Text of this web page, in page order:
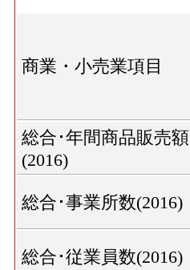
商業・小売業項目
総合･年間商品販売額
(2016)
総合･事業所数(2016)
総合･従業員数(2016)